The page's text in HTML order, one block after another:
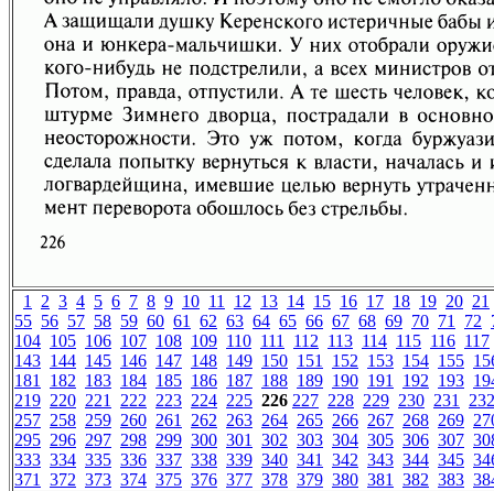
1 2 3 4 5 6 7 8 9 10 11 12 13 14 15 16 17 18 19 20 21
55 56 57 58 59 60 61 62 63 64 65 66 67 68 69 70 71 72
104 105 106 107 108 109 110 111 112 113 114 115 116 117
143 144 145 146 147 148 149 150 151 152 153 154 155
181 182 183 184 185 186 187 188 189 190 191 192 193
219 220 221 222 223 224 225 226 227 228 229 230 231 232
257 258 259 260 261 262 263 264 265 266 267 268 269
295 296 297 298 299 300 301 302 303 304 305 306 307
333 334 335 336 337 338 339 340 341 342 343 344 345
371 372 373 374 375 376 377 378 379 380 381 382 383